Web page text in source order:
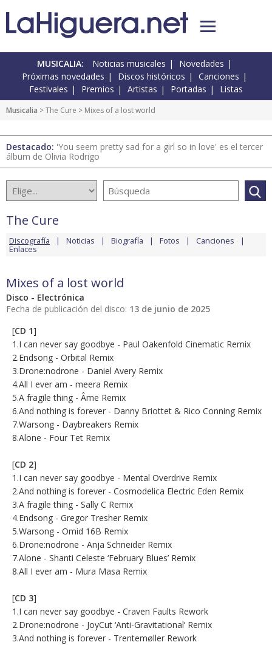
MUSICALIA: Noticias musicales
Novedades
Próximas novedades
Discos históricos
Canciones
Festivales
Premios Artistas Portadas Listas
Musicalia >The Cure > Mixes of a lost world
Destacado: 'You seem pretty sad for a girl so in love' es el tercer
álbum de Olivia Rodrigo
The Cure
Discografía Noticias Biografía Fotos Canciones
Enlaces
Mixes of a lost world
Disco - Electrónica
Fecha de publicación del disco: 13 de junio de 2025
[CD 1]
1.I can never say goodbye - Paul Oakenfold Cinematic Remix
2.Endsong - Orbital Remix
3.Drone:nodrone - Daniel Avery Remix
4.All I ever am - meera Remix
5.A fragile thing - Âme Remix
6.And nothing is forever - Danny Briottet & Rico Conning Remix
7.Warsong - Daybreakers Remix
8.Alone - Four Tet Remix
[CD 2]
1.I can never say goodbye - Mental Overdrive Remix
2.And nothing is forever - Cosmodelica Electric Eden Remix
3.A fragile thing - Sally C Remix
4.Endsong - Gregor Tresher Remix
5.Warsong - Omid 16B Remix
6.Drone:nodrone - Anja Schneider Remix
7.Alone - Shanti Celeste ‘February Blues’ Remix
8.All I ever am - Mura Masa Remix
[CD 3]
1.I can never say goodbye - Craven Faults Rework
2.Drone:nodrone - JoyCut ‘Anti-Gravitational’ Remix
3.And nothing is forever - Trentemøller Rework